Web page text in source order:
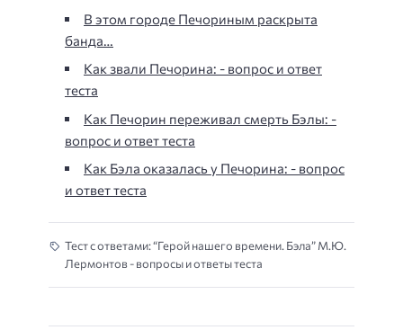
В этом городе Печориным раскрыта
банда…
Как звали Печорина: - вопрос и ответ
теста
Как Печорин переживал смерть Бэлы: -
вопрос и ответ теста
Как Бэла оказалась у Печорина: - вопрос
и ответ теста
Тест с ответами: “Герой нашего времени. Бэла” М.Ю.
Лермонтов - вопросы и ответы теста